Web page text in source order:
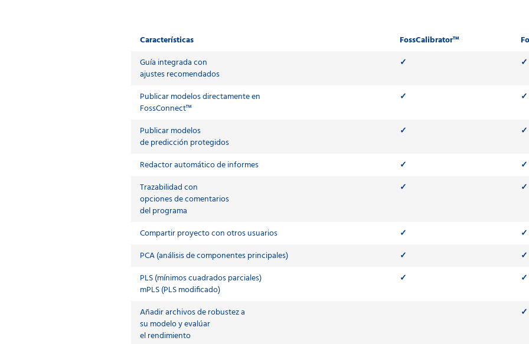
Características FossCalibrator™
Guía integrada con
ajustes recomendados
✓ ✓
Publicar modelos directamente en
FossConnect™
✓ ✓
Publicar modelos
de predicción protegidos
✓ ✓
Redactor automático de informes ✓
✓
Trazabilidad con
opciones de comentarios
del programa
✓ ✓
Compartir proyecto con otros usuarios ✓
✓
PCA (análisis de componentes principales)
✓
✓
PLS (mínimos cuadrados parciales)
mPLS (PLS modificado)
✓ ✓
Añadir archivos de robustez a
su modelo y evalúar
el rendimiento
✓